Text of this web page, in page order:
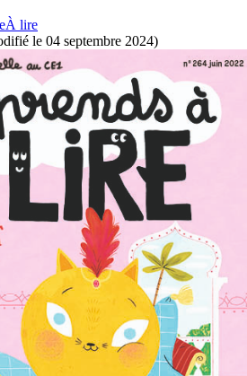
À lire
le 04 septembre 2024)